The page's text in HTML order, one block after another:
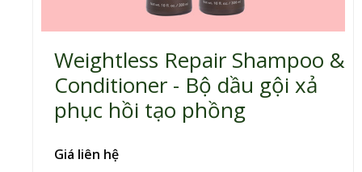
Weightless Repair Shampoo &
Conditioner - Bộ dầu gội xả
phục hồi tạo phồng
Giá liên hệ